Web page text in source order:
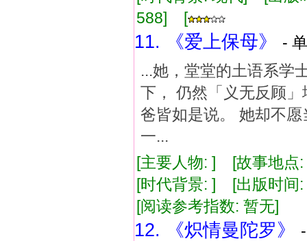
588] [
11. 《爱上保母》
-
...她，堂堂的土语系学
下， 仍然「义无反
爸皆如是说。 她却不
一...
[主要人物: ] [故事地
[时代背景: ] [出版时
[阅读参考指数: 暂无]
12. 《炽情曼陀罗》